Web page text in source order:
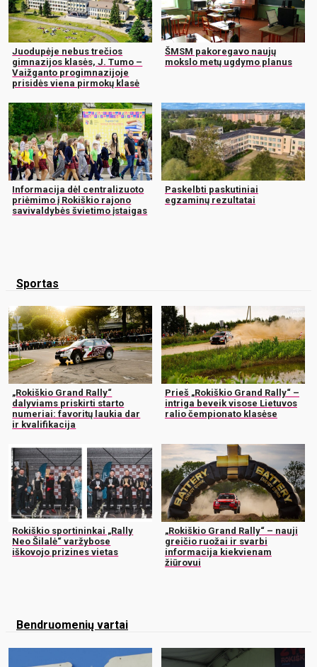
Juodupėje nebus trečios
gimnazijos klasės, J. Tumo –
Vaižganto progimnazijoje
prisidės viena pirmokų klasė
ŠMSM pakoregavo naujų
mokslo metų ugdymo planus
Informacija dėl centralizuoto
priėmimo į Rokiškio rajono
savivaldybės švietimo įstaigas
Paskelbti paskutiniai
egzaminų rezultatai
Sportas
„Rokiškio Grand Rally“
dalyviams priskirti starto
numeriai: favoritų laukia dar
ir kvalifikacija
Prieš „Rokiškio Grand Rally“ –
intriga beveik visose Lietuvos
ralio čempionato klasėse
Rokiškio sportininkai „Rally
Neo Šilalė“ varžybose
iškovojo prizines vietas
„Rokiškio Grand Rally“ – nauji
greičio ruožai ir svarbi
informacija kiekvienam
žiūrovui
Bendruomenių vartai